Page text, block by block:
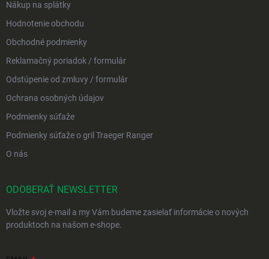
Nákup na splátky
Hodnotenie obchodu
Obchodné podmienky
Reklamačný poriadok / formulár
Odstúpenie od zmluvy / formulár
Ochrana osobných údajov
Podmienky súťaže
Podmienky súťaže o gril Traeger Ranger
O nás
ODOBERAŤ NEWSLETTER
Vložte svoj e-mail a my Vám budeme zasielať informácie o nových
produktoch na našom e-shope.